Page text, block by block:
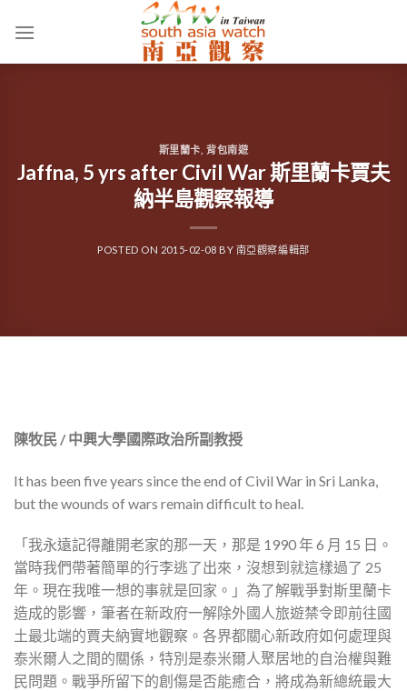
斯里蘭卡 ,背包南遊
Jaffna, 5 yrs after Civil War 斯里蘭卡賈夫
納半島觀察報導
POSTED ON 2015-02-08 BY 南亞觀察編輯部
陳牧民 / 中興大學國際政治所副教授
It has been five years since the end of Civil War in Sri Lanka,
but the wounds of wars remain difficult to heal.
「我永遠記得離開老家的那一天，那是 1990 年 6 月 15 日。
當時我們帶著簡單的行李逃了出來，沒想到就這樣過了 25
年。現在我唯一想的事就是回家。」為了解戰爭對斯里蘭卡
造成的影響，筆者在新政府一解除外國人旅遊禁令即前往國
土最北端的賈夫納實地觀察。各界都關心新政府如何處理與
泰米爾人之間的關係，特別是泰米爾人聚居地的自治權與難
民問題。戰爭所留下的創傷是否能癒合，將成為新總統最大